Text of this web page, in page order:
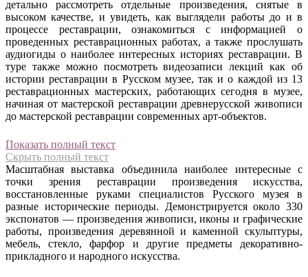
детально рассмотреть отдельные произведения, снятые в
высоком качестве, и увидеть, как выглядели работы до и в
процессе реставрации, ознакомиться с информацией о
проведенных реставрационных работах, а также прослушать
аудиогиды о наиболее интересных историях реставрации. В
туре также можно посмотреть видеозаписи лекций как об
истории реставрации в Русском музее, так и о каждой из 13
реставрационных мастерских, работающих сегодня в музее,
начиная от мастерской реставрации древнерусской живописи
до мастерской реставрации современных арт-объектов.
Показать полный текст
Скрыть полный текст
Масштабная выставка объединила наиболее интересные с
точки зрения реставрации произведения искусства,
восстановленные руками специалистов Русского музея в
разные исторические периоды. Демонстрируется около 330
экспонатов — произведения живописи, иконы и графические
работы, произведения деревянной и каменной скульптуры,
мебель, стекло, фарфор и другие предметы декоративно-
прикладного и народного искусства.